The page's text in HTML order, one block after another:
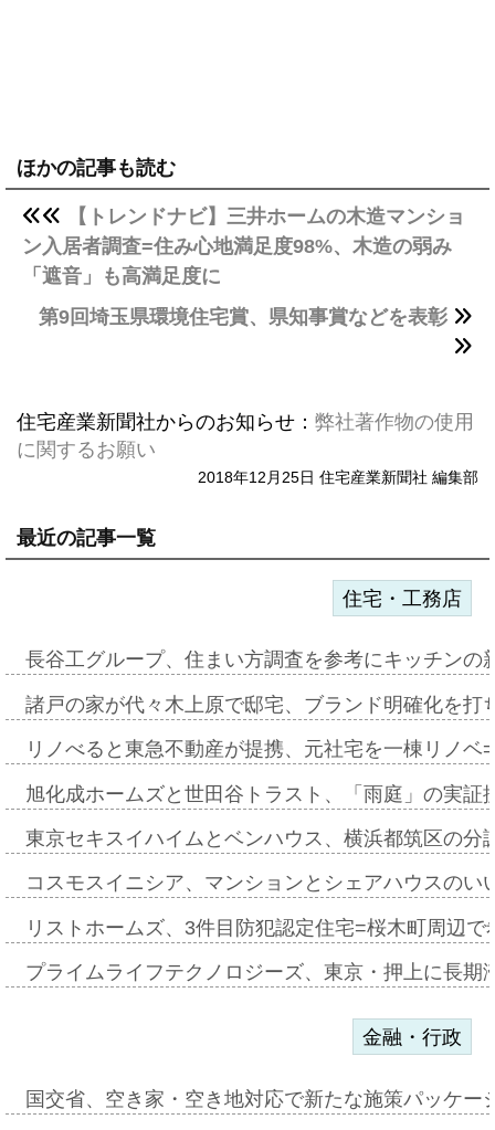
ほかの記事も読む
【トレンドナビ】三井ホームの木造マンショ
ン入居者調査=住み心地満足度98%、木造の弱み
「遮音」も高満足度に
第9回埼玉県環境住宅賞、県知事賞などを表彰
住宅産業新聞社からのお知らせ： 弊社著作物の使用
に関するお願い
2018年12月25日 住宅産業新聞社 編集部
最近の記事一覧
住宅・工務店
長谷工グループ、住まい方調査を参考にキッチン
諸戸の家が代々木上原で邸宅、ブランド明確化を
リノべると東急不動産が提携、元社宅を一棟リノ
旭化成ホームズと世田谷トラスト、「雨庭」の実
東京セキスイハイムとベンハウス、横浜都筑区の
コスモスイニシア、マンションとシェアハウスの
リストホームズ、3件目防犯認定住宅=桜木町周辺
プライムライフテクノロジーズ、東京・押上に長
金融・行政
国交省、空き家・空き地対応で新たな施策パッケ